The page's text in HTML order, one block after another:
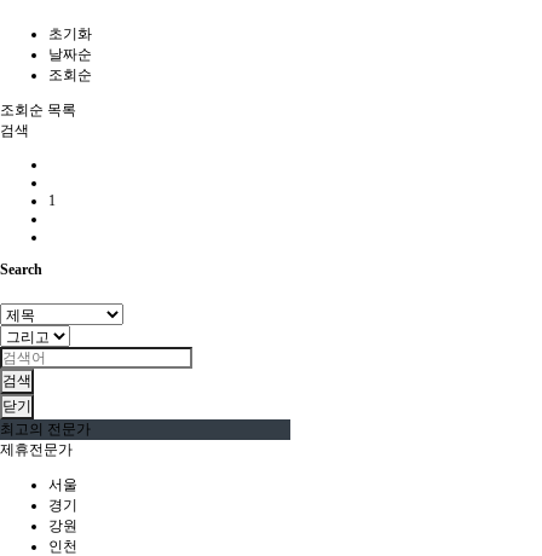
초기화
날짜순
조회순
조회순 목록
검색
1
Search
검색
닫기
최고의 전문가
제휴전문가
서울
경기
강원
인천